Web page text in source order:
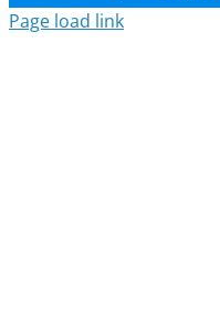
Page load link